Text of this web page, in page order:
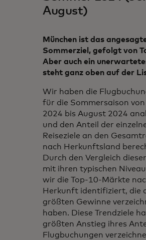
August)
München ist das
Sommerziel, gefolgt von
Aber auch ein
steht ganz oben auf der
Wir haben die
für die Sommersaison
2024 bis August 2024
und den Anteil der
Reiseziele an den
nach Herkunftsland
Durch den Vergleich
mit ihren typischen
wir die Top-10-Märkte
Herkunft identifiziert, die
größten Gewinne
haben. Diese Trendziele
größten Anstieg ihres
Flugbuchungen